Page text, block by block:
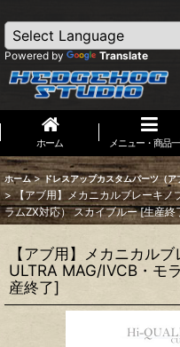
Powered by Translate
ホーム メニュー・商品
ホーム > ドレスアップカスタムパーツ（
> 【アブ用】メカニカルブレーキノ
ラムZX対応） スカイブルー [生産終
【アブ用】メカニカル
ULTRA MAG/IVCB・モ
産終了]